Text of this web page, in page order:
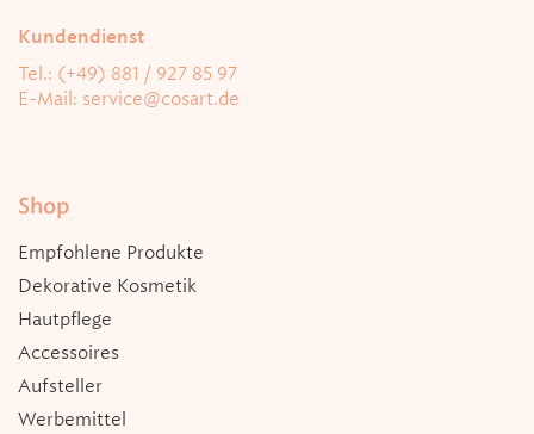
Kundendienst
Tel.: (+49) 881 / 927 85 97
E-Mail: service@cosart.de
Shop
Empfohlene Produkte
Dekorative Kosmetik
Hautpflege
Accessoires
Aufsteller
Werbemittel